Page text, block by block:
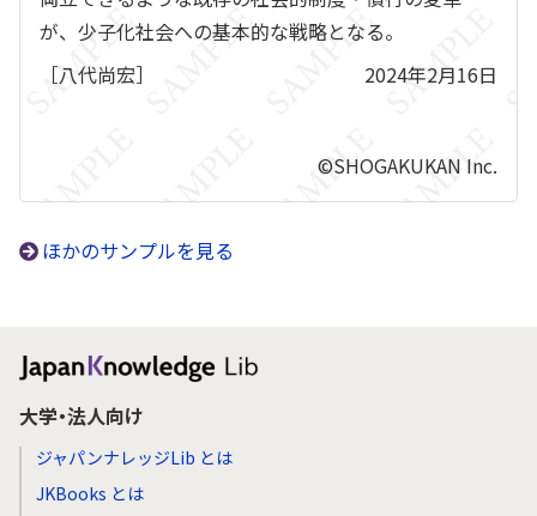
が、少子化社会への基本的な戦略となる。
［八代尚宏］
2024年2月16日
©SHOGAKUKAN Inc.
ほかのサンプルを見る
大学・法人向け
ジャパンナレッジLib とは
JKBooks とは